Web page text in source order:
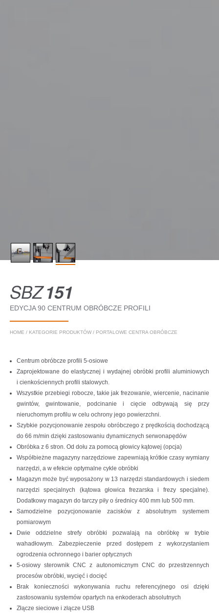
SBZ151
EDYCJA 90 CENTRUM OBRÓBCZE PROFILI
HOME / KATEGORIE PRODUKTÓW/ PORTALOWE CENTRA OBRÓBCZE
Centrum obróbcze profili 5-osiowe
Zaprojektowane do elastycznej i wydajnej obróbki profili aluminiowych
i cienkościennych profili stalowych.
Wszystkie przebiegi robocze, takie jak frezowanie, wiercenie, nacinanie
gwintów, gwintowanie, podcinanie i cięcie odbywają się przy
nieruchomym profilu w celu ochrony jego powierzchni.
Szybkie pozycjonowanie zespołu obróbczego z prędkością dochodzącą
do 66 m/min dzięki zastosowaniu dynamicznych serwonapędów
Obróbka z 6 stron. Od dołu za pomocą głowicy kątowej (opcja)
Współbieżne magazyny narzędziowe zapewniają krótkie czasy wymiany
narzędzi, a w efekcie optymalne cykle obróbki
Magazyn może być wyposażony w 13 narzędzi standardowych i siedem
narzędzi specjalnych (kątowa głowica frezarska i frezy specjalne).
Dodatkowy magazyn do tarczy piły o średnicy 400 mm lub 500 mm.
Samodzielne pozycjonowanie zacisków z absolutnym systemem
pomiarowym
Dwie oddzielne strefy obróbki pozwalają na obróbkę w trybie
wahadłowym. Zabezpieczenie przed dostępem z wykorzystaniem
ogrodzenia ochronnego i barier optycznych
5-osiowy sterownik CNC z autonomicznym CNC do przestrzennych
procesów obróbki, wycięć i docięć
Brak konieczności wykonywania ruchu referencyjnego osi dzięki
zastosowaniu systemów opartych na enkoderach absolutnych
Złącze sieciowe i złącze USB